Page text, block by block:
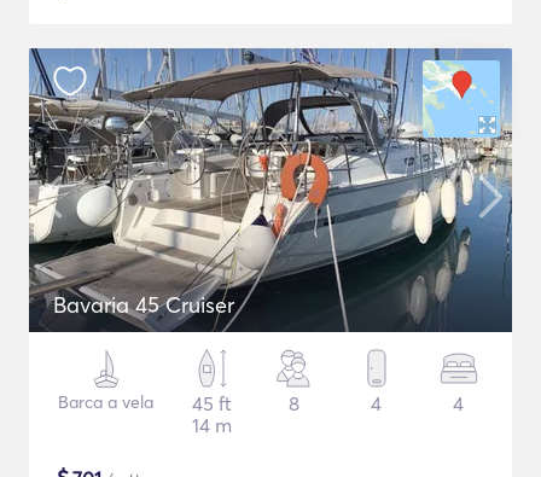
Bavaria 45 Cruiser
Barca a vela
45 ft
14 m
8 4 4